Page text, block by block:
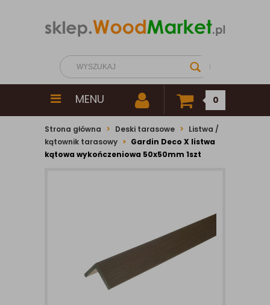
MENU 0
Strona główna Deski tarasowe
Listwa /
kątownik tarasowy
Gardin Deco X listwa
kątowa wykończeniowa 50x50mm 1szt